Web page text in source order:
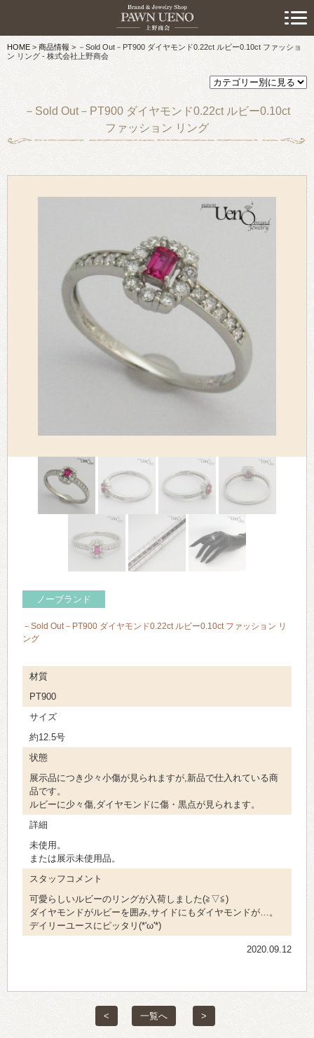
HOME > 商品情報> －Sold Out－PT900 ダイヤモンド0.22ct ルビー0.10ct ファッショ
ン リング - 株式会社上野商会
－Sold Out－PT900 ダイヤモンド0.22ct ルビー0.10ct
ファッション リング
ノーブランド
－Sold Out－PT900 ダイヤモンド0.22ct ルビー0.10ct ファッション リ
ング
材質
PT900
サイズ
約12.5号
状態
展示品につき少々小傷が見られますが,新品で仕入れている商
品です。
ルビーに少々傷,ダイヤモンドに傷・黒点が見られます。
詳細
未使用。
または展示未使用品。
スタッフコメント
可愛らしいルビーのリングが入荷しました(≧▽≦)
ダイヤモンドがルビーを囲み,サイドにもダイヤモンドが…。
デイリーユースにピッタリ(*'ω'*)
2020.09.12
< 一覧へ >
> 初めての方へ
> 預けたい方
> 売りたい方
> 買いたい方
> 取り扱い品目
> スタッフおすすめ情報
> お知らせ
> キャンペーン情報
> アクセス
> よくあるご質問
> プライバシーポリシー
> お問い合わせ